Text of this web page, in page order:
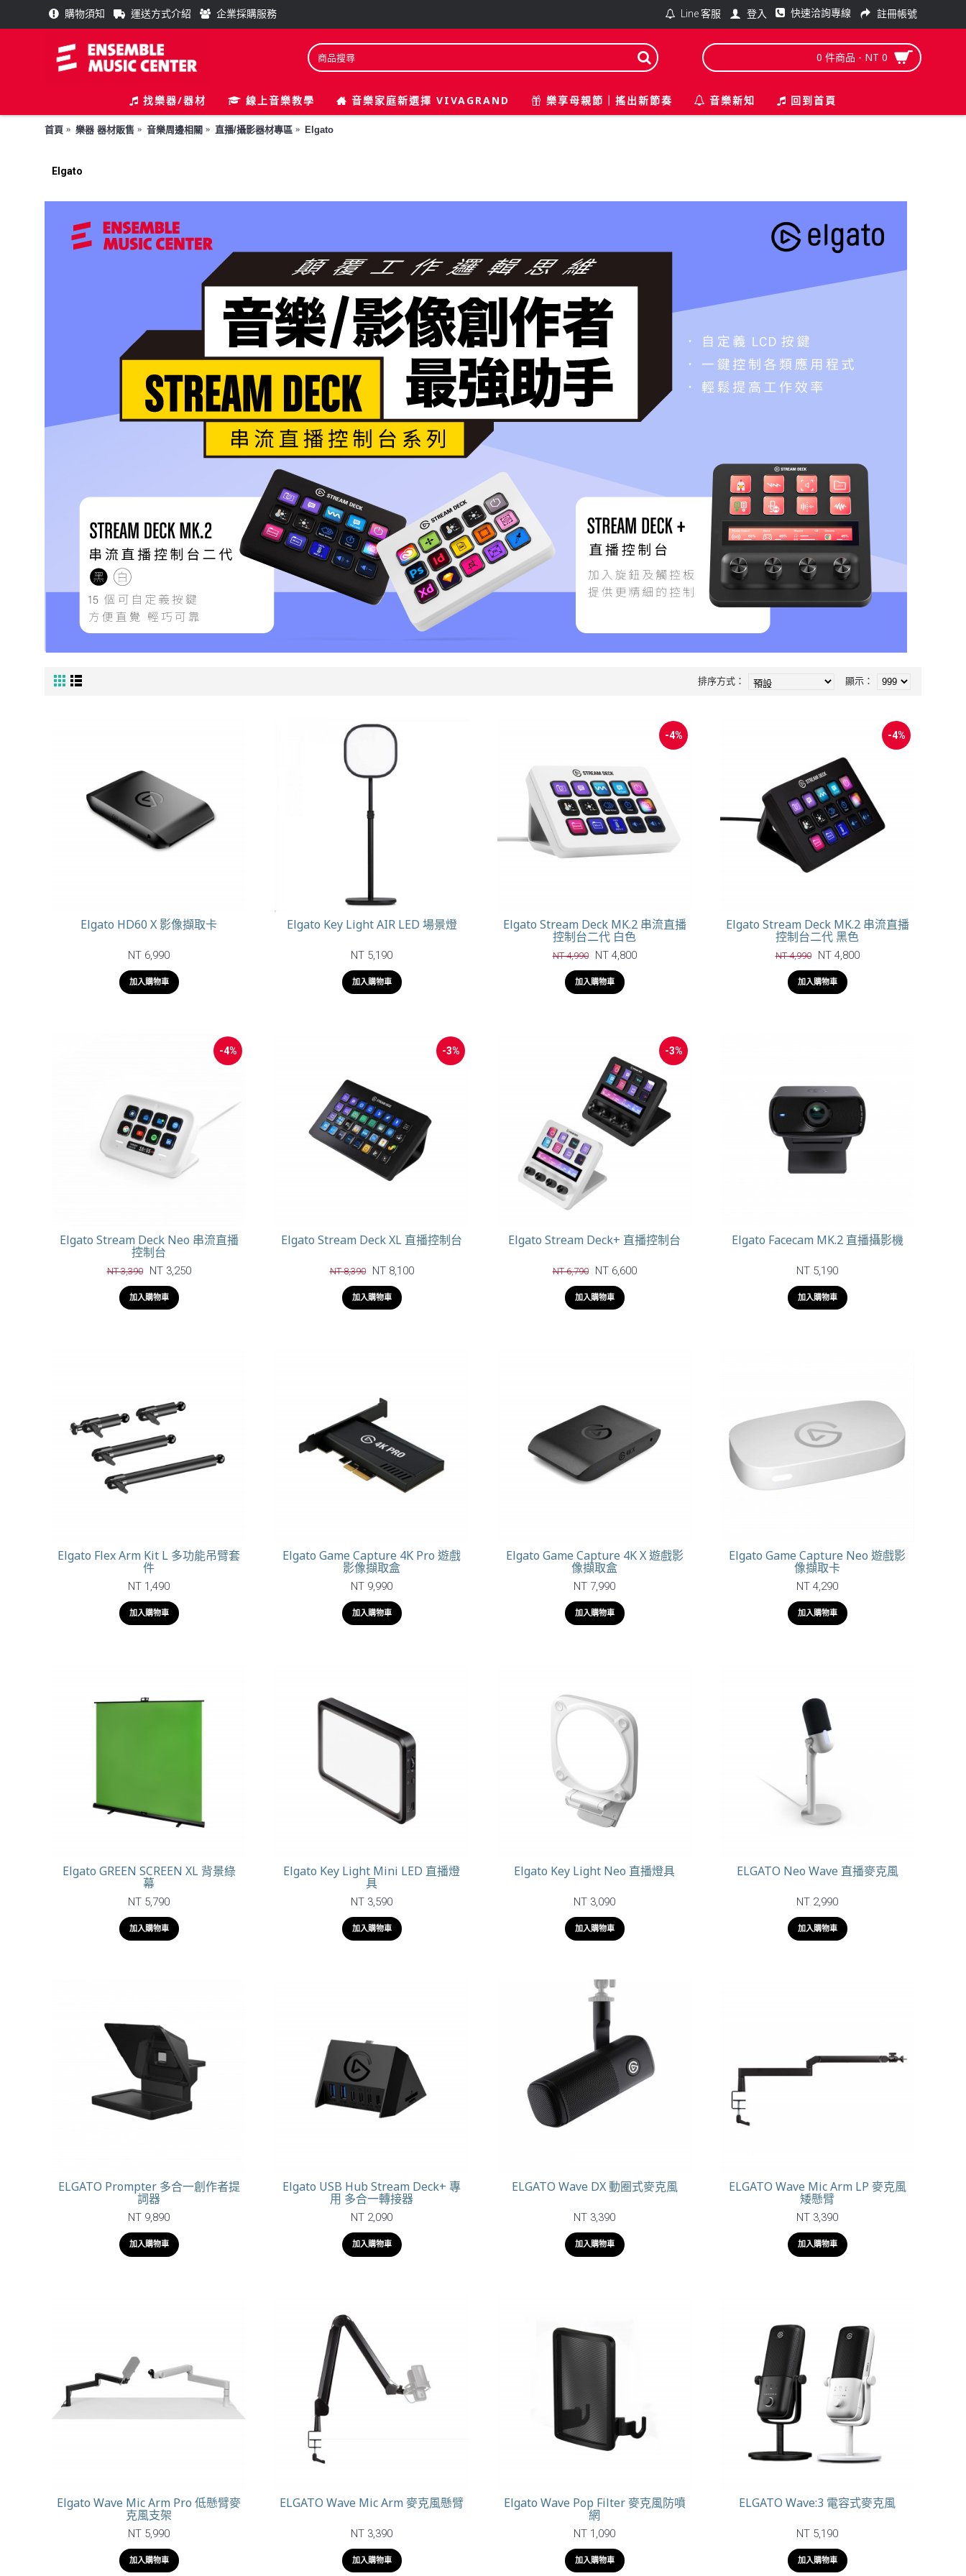
購物須知 運送方式介紹 企業採購服務 Line 客服 登入 快速洽詢專線 註冊帳號
0 件商品 - NT 0
找樂器/器材 線上音樂教學 音樂家庭新選擇 VIVAGRAND 樂享母親節｜搖出新節奏 音樂新知 回到首頁
首頁 樂器 器材販售 音樂周邊相關 直播/攝影器材專區 Elgato
Elgato
顯示：
排序方式：
Elgato HD60 X 影像擷取卡
NT 6,990
加入購物車
Elgato Key Light AIR LED 場景燈
NT 5,190
加入購物車
-4%
Elgato Stream Deck MK.2 串流直播
控制台二代 白色
NT 4,990 NT 4,800
加入購物車
-4%
Elgato Stream Deck MK.2 串流直播
控制台二代 黑色
NT 4,990 NT 4,800
加入購物車
-4%
Elgato Stream Deck Neo 串流直播
控制台
NT 3,390 NT 3,250
加入購物車
-3%
Elgato Stream Deck XL 直播控制台
NT 8,390 NT 8,100
加入購物車
-3%
Elgato Stream Deck+ 直播控制台
NT 6,790 NT 6,600
加入購物車
Elgato Facecam MK.2 直播攝影機
NT 5,190
加入購物車
Elgato Flex Arm Kit L 多功能吊臂套
件
NT 1,490
加入購物車
Elgato Game Capture 4K Pro 遊戲
影像擷取盒
NT 9,990
加入購物車
Elgato Game Capture 4K X 遊戲影
像擷取盒
NT 7,990
加入購物車
Elgato Game Capture Neo 遊戲影
像擷取卡
NT 4,290
加入購物車
Elgato GREEN SCREEN XL 背景綠
幕
NT 5,790
加入購物車
Elgato Key Light Mini LED 直播燈
具
NT 3,590
加入購物車
Elgato Key Light Neo 直播燈具
NT 3,090
加入購物車
ELGATO Neo Wave 直播麥克風
NT 2,990
加入購物車
ELGATO Prompter 多合一創作者提
詞器
NT 9,890
加入購物車
Elgato USB Hub Stream Deck+ 專
用 多合一轉接器
NT 2,090
加入購物車
ELGATO Wave DX 動圈式麥克風
NT 3,390
加入購物車
ELGATO Wave Mic Arm LP 麥克風
矮懸臂
NT 3,390
加入購物車
Elgato Wave Mic Arm Pro 低懸臂麥
克風支架
NT 5,990
加入購物車
ELGATO Wave Mic Arm 麥克風懸臂
NT 3,390
加入購物車
Elgato Wave Pop Filter 麥克風防噴
網
NT 1,090
加入購物車
ELGATO Wave:3 電容式麥克風
NT 5,190
加入購物車